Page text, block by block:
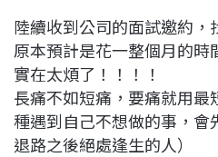
陸續收到公司的面試邀約，
原本預計是花一整個月的
實在太煩了！！！！
長痛不如短痛，要痛就用
種遇到自己不想做的事，會
退路之後絕處逢生的人）